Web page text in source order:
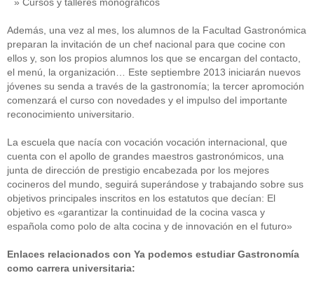
Además, una vez al mes, los alumnos de la Facultad Gastronómica
preparan la invitación de un chef nacional para que cocine con
ellos y, son los propios alumnos los que se encargan del contacto,
el menú, la organización… Este septiembre 2013 iniciarán nuevos
jóvenes su senda a través de la gastronomía; la tercer apromoción
comenzará el curso con novedades y el impulso del importante
reconocimiento universitario.
La escuela que nacía con vocación vocación internacional, que
cuenta con el apollo de grandes maestros gastronómicos, una
junta de dirección de prestigio encabezada por los mejores
cocineros del mundo, seguirá superándose y trabajando sobre sus
objetivos principales inscritos en los estatutos que decían: El
objetivo es «garantizar la continuidad de la cocina vasca y
española como polo de alta cocina y de innovación en el futuro»
Enlaces relacionados con Ya podemos estudiar Gastronomía
como carrera universitaria: